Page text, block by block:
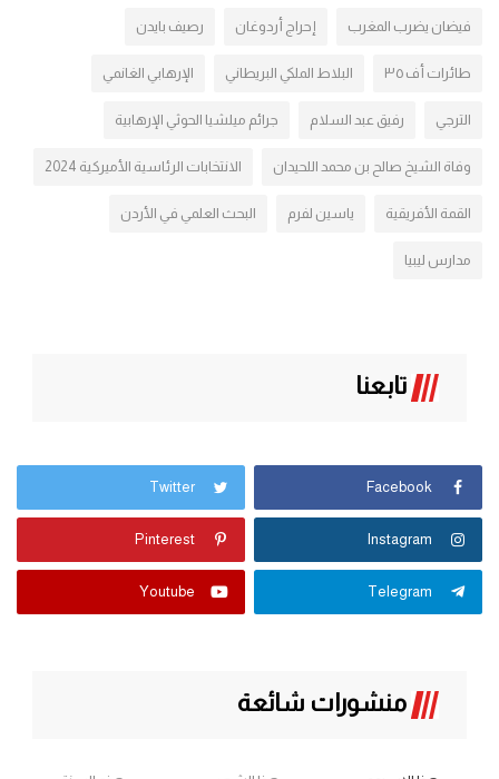
فيضان يضرب المغرب إحراج أردوغان رصيف بايدن
طائرات أف ٣٥ البلاط الملكي البريطاني الإرهابي الغانمي
الترجي رفيق عبد السلام جرائم ميلشيا الحوثي الإرهابية
وفاة الشيخ صالح بن محمد اللحيدان الانتخابات الرئاسية الأميركية 2024
القمة الأفريقية ياسين لفرم البحث العلمي في الأردن
مدارس ليبيا
تابعنا
Facebook
Twitter
Instagram
Pinterest
Telegram
Youtube
منشورات شائعة